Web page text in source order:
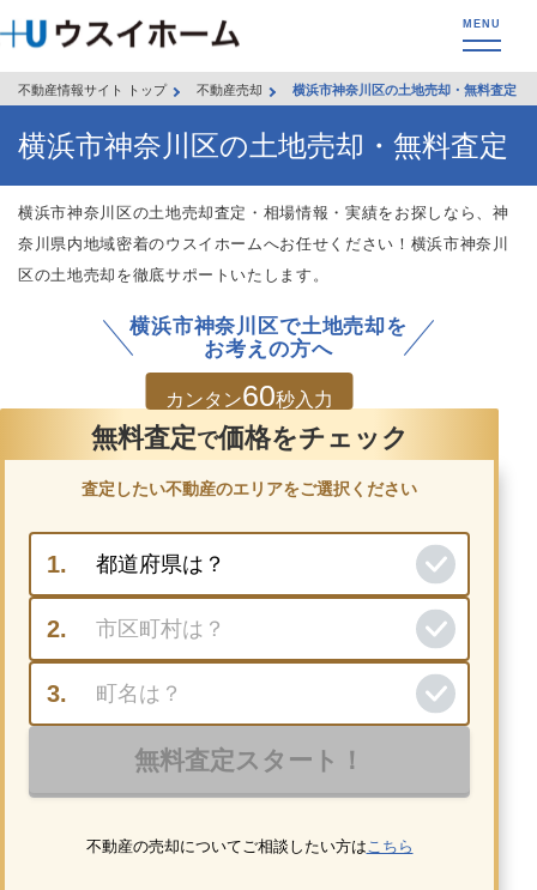
不動産情報サイト トップ 不動産売却 横浜市神奈川区の土地売却・無料査定
横浜市神奈川区の土地売却・無料査定
横浜市神奈川区の土地売却査定・相場情報・実績をお探しなら、神
奈川県内地域密着のウスイホームへお任せください！横浜市神奈川
区の土地売却を徹底サポートいたします。
横浜市神奈川区で土地売却を
お考えの方へ
カンタン60秒入力
無料査定で価格をチェック
査定したい不動産のエリアをご選択ください
不動産の売却についてご相談したい方はこちら